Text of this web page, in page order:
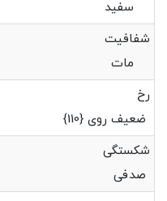
سفید
مات
ضعیف روی {110}
صدفی